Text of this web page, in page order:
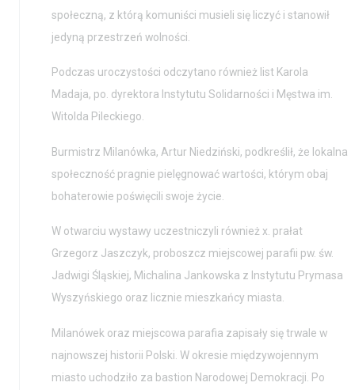
Wystawy / Wydarzenia
Kontakt i Zespół
BIP
Edukacja
Wolontariat
społeczną, z którą komuniści musieli się liczyć i stanowił
jedyną przestrzeń wolności.
Podczas uroczystości odczytano również list Karola
Madaja, po. dyrektora Instytutu Solidarności i Męstwa im.
Witolda Pileckiego.
Burmistrz Milanówka, Artur Niedziński, podkreślił, że lokalna
społeczność pragnie pielęgnować wartości, którym obaj
bohaterowie poświęcili swoje życie.
W otwarciu wystawy uczestniczyli również x. prałat
Grzegorz Jaszczyk, proboszcz miejscowej parafii pw. św.
Jadwigi Śląskiej, Michalina Jankowska z Instytutu Prymasa
Wyszyńskiego oraz licznie mieszkańcy miasta.
Milanówek oraz miejscowa parafia zapisały się trwale w
najnowszej historii Polski. W okresie międzywojennym
miasto uchodziło za bastion Narodowej Demokracji. Po